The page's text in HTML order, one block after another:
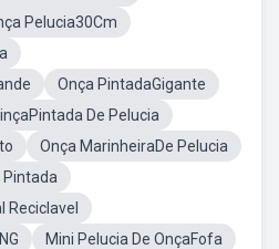
Pelucia30Cm
Onça PintadaGigante
De Pelucia
Onça MarinheiraDe Pelucia
Reciclavel
Mini Pelucia De OnçaFofa